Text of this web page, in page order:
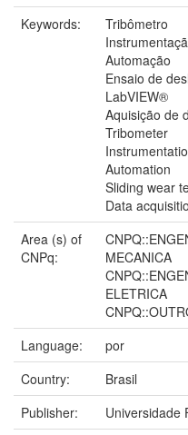
Keywords:
Tribômetro
Automação
Ensaio de
LabVIEW®
Aquisição de
Tribometer
Automation
Sliding wear
Data
Area (s) of
CNPq:
MECANICA
ELETRICA
Language:
por
Country:
Brasil
Publisher:
Universidade